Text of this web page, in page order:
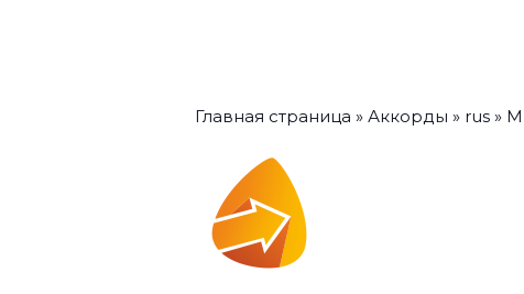
Главная страница » Аккорды » rus » М